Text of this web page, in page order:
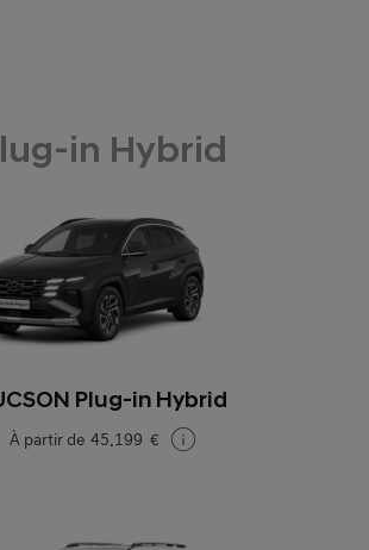
in Hybrid
Plug-in Hybrid
À partir de 45.199 €